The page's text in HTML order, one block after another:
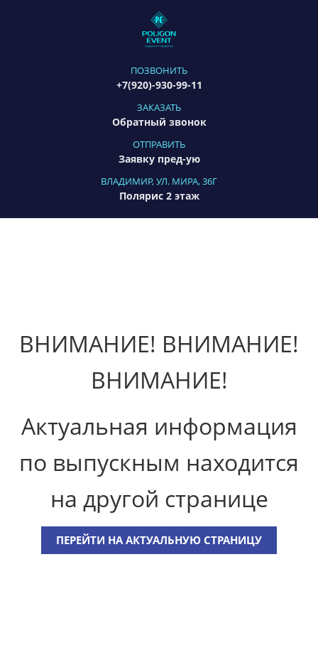
ПОЗВОНИТЬ
+7(920)-930-99-11
ЗАКАЗАТЬ
Обратный звонок
ОТПРАВИТЬ
Заявку пред-ую
ВЛАДИМИР, УЛ. МИРА, 36Г
Полярис 2 этаж
ВНИМАНИЕ! ВНИМАНИЕ!
ВНИМАНИЕ!
Актуальная информация
по выпускным находится
на другой странице
ПЕРЕЙТИ НА АКТУАЛЬНУЮ СТРАНИЦУ